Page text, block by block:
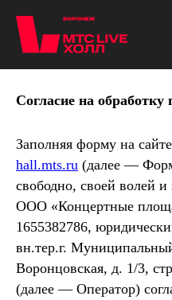
Согласие на
Заполняя форму на сайте
hall.mts.ru (далее —
свободно, своей волей и
ООО «Концертные
1655382786,
вн.тер.г.
Воронцовская, д. 1/3,
(далее — Оператор)